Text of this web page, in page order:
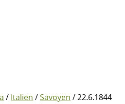
/ Italien /Savoyen / 22.6.1844